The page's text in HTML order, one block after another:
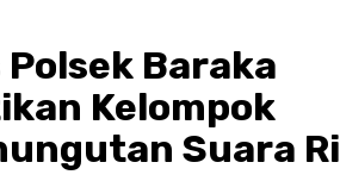
Baraka
Kelompok
Suara Ri